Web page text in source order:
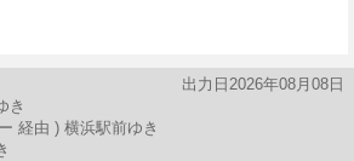
出力日2026年08月08日
き
経由 ) 横浜駅前ゆき